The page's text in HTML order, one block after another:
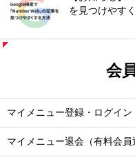
を見つけやす
会
マイメニュー登録・ログイン
マイメニュー退会（有料会員